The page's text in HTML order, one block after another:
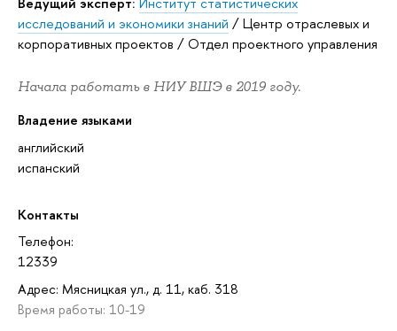
исследований и экономики знаний /Центр отраслевых и
корпоративных проектов /Отдел проектного управления
Начала работать в НИУ ВШЭ в 2019 году.
Владение языками
английский
испанский
Контакты
Телефон:
12339
Адрес: Мясницкая ул., д. 11, каб. 318
Время работы: 10-19